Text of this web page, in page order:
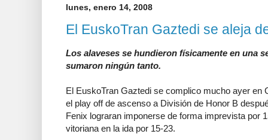
lunes, enero 14, 2008
El EuskoTran Gaztedi se aleja
Los alaveses se hundieron físicamente en una
sumaron ningún tanto.
El EuskoTran Gaztedi se complico mucho ayer en
el play off de ascenso a División de Honor B
Fenix lograran imponerse de forma imprevista por
vitoriana en la ida por 15-23.